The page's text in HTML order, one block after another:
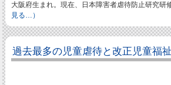
大阪府生まれ。現在、日本障害者虐待防止研究研
見る…）
過去最多の児童虐待と改正児童福